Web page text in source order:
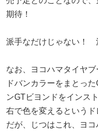
期待！
派手なだけじゃない！
なお、ヨコハマタイヤ
ドバンカラーをまとっ
ンGTビヨンドをインス
右で色を変えるという
だが、じつはこれ、ヨコ